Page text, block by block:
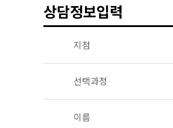
상담정보입력
지점
선택과정
이름